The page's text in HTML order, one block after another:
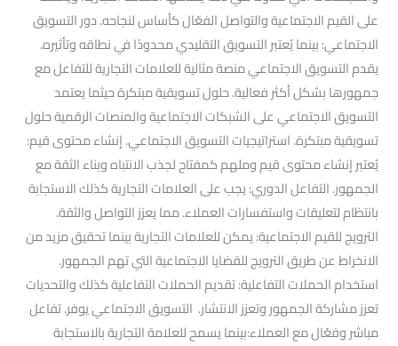
على القيم الاجتماعية والتواصل الفعّال كأساس لنجاحه. دور التسويق
الاجتماعي: بينما يُعتبر التسويق التقليدي محدودًا في نطاقه وتأثيره.
يقدم التسويق الاجتماعي منصة مثالية للعلامات التجارية للتفاعل مع
جمهورها بشكل أكثر فعالية. حلول تسويقية مبتكرة حيثما يعتمد
التسويق الاجتماعي على الشبكات الاجتماعية والمنصات الرقمية حلول
تسويقية مبتكرة. استراتيجيات التسويق الاجتماعي. إنشاء محتوى قيم:
يُعتبر إنشاء محتوى قيم وملهم كمفتاح لجذب الانتباه وبناء الثقة مع
الجمهور. التفاعل الدوري: يجب على العلامات التجارية كذلك الاستجابة
بانتظام لتعليقات واستفسارات العملاء. مما يعزز التواصل والثقة.
الترويج للقيم الاجتماعية: يمكن للعلامات التجارية بينما تحقيق مزيد من
الانخراط عن طريق الترويج للقضايا الاجتماعية التي تهم الجمهور.
استخدام الحملات التفاعلية: تقديم الحملات التفاعلية كذلك والتحديات
تعزز مشاركة الجمهور وتعزز الانتشار. التسويق الاجتماعي يوفر. تفاعل
مباشر وفعّال مع العملاء:بينما يسمح للعلامة التجارية بالاستجابة